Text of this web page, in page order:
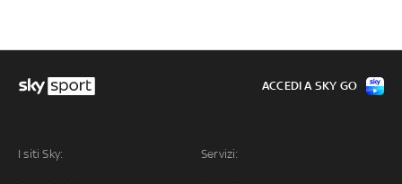
I siti Sky: Servizi:
ACCEDI A SKY GO